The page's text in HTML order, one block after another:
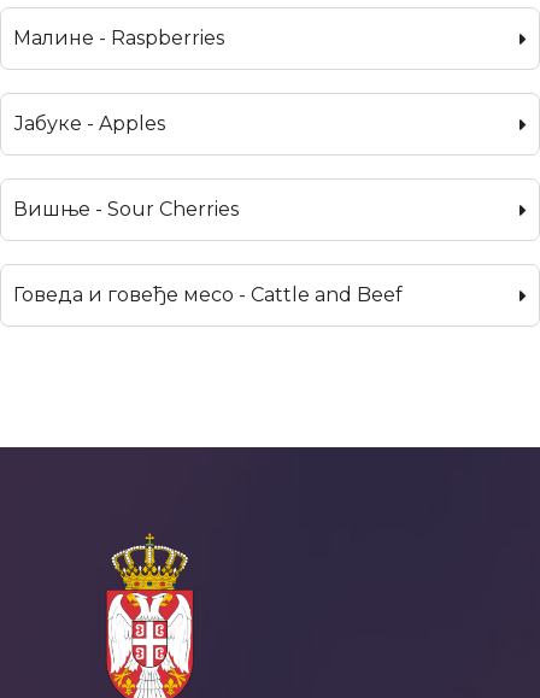
Малине - Raspberries
Јабуке - Apples
Вишње - Sour Cherries
Говеда и говеђе месо - Cattle and Beef